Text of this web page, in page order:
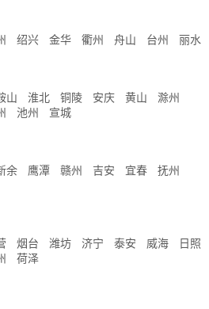
绍兴 金华 衢州 舟山 台州 丽水
山 淮北 铜陵 安庆 黄山
滁州
池州 宣城
余 鹰潭 赣州 吉安 宜春
抚州
烟台 潍坊 济宁 泰安 威海
日照
荷泽